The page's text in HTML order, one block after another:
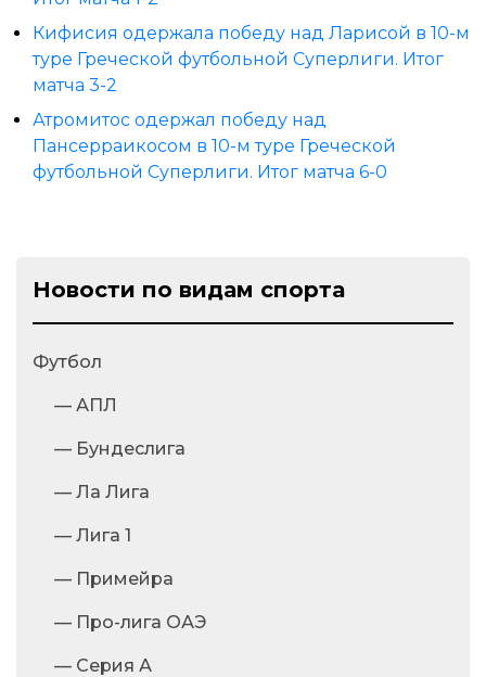
Кифисия одержала победу над Ларисой в 10-м
туре Греческой футбольной Суперлиги. Итог
матча 3-2
Атромитос одержал победу над
Пансерраикосом в 10-м туре Греческой
футбольной Суперлиги. Итог матча 6-0
Новости по видам спорта
Футбол
— АПЛ
— Бундеслига
— Ла Лига
— Лига 1
— Примейра
— Про-лига ОАЭ
— Серия А